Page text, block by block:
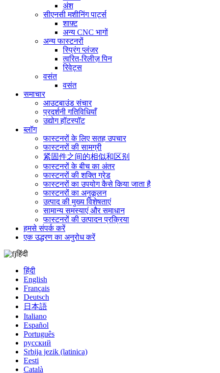
अंश
सीएनसी मशीनिंग पार्ट्स
शाफ़्ट
अन्य CNC भागों
अन्य फास्टनरों
स्प्रिंग प्लंजर
त्वरित-रिलीज़ पिन
रिवेट्स
वसंत
वसंत
समाचार
आउटबाउंड संचार
प्रदर्शनी गतिविधियाँ
उद्योग हॉटस्पॉट
ब्लॉग
फास्टनरों के लिए सतह उपचार
फास्टनरों की सामग्री
紧固件之间的相似和区别
फास्टनरों के बीच का अंतर
फास्टनरों की शक्ति ग्रेड
फास्टनरों का उपयोग कैसे किया जाता है
फास्टनरों का अनुकूलन
उत्पाद की मुख्य विशेषताएं
सामान्य समस्याएं और समाधान
फास्टनरों की उत्पादन प्रक्रिया
हमसे संपर्क करें
एक उद्धरण का अनुरोध करें
हिंदी
हिंदी
English
Français
Deutsch
日本語
Italiano
Español
Português
русский
Srbija jezik (latinica)
Eesti
Català